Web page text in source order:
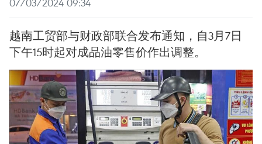
越南工贸部与财政部联合发布通知，自3月7日
下午15时起对成品油零售价作出调整。